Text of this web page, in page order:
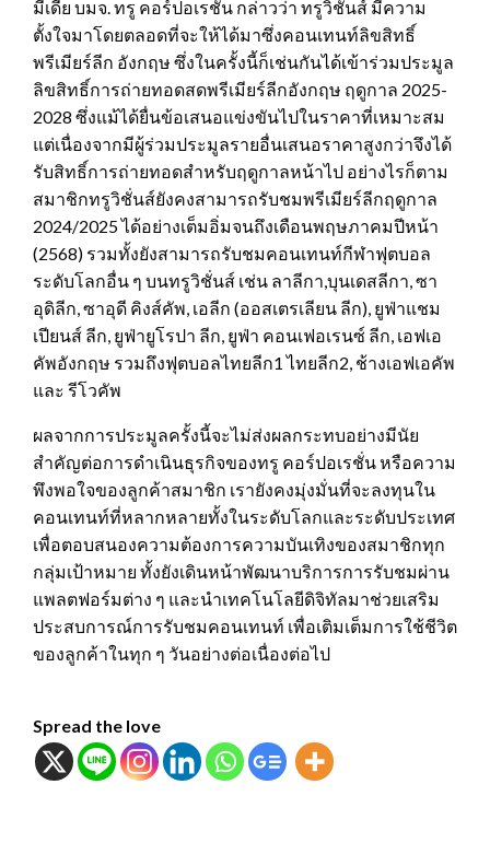
มีเดีย บมจ. ทรู คอร์ปอเรชั่น กล่าวว่า ทรูวิชั่นส์ มีความ
ตั้งใจมาโดยตลอดที่จะให้ได้มาซึ่งคอนเทนท์ลิขสิทธิ์
พรีเมียร์ลีก อังกฤษ ซึ่งในครั้งนี้ก็เช่นกันได้เข้าร่วมประมูล
ลิขสิทธิ์การถ่ายทอดสดพรีเมียร์ลีกอังกฤษ ฤดูกาล 2025-
2028 ซึ่งแม้ได้ยื่นข้อเสนอแข่งขันไปในราคาที่เหมาะสม
แต่เนื่องจากมีผู้ร่วมประมูลรายอื่นเสนอราคาสูงกว่าจึงได้
รับสิทธิ์การถ่ายทอดสำหรับฤดูกาลหน้าไป อย่างไรก็ตาม
สมาชิกทรูวิชั่นส์ยังคงสามารถรับชมพรีเมียร์ลีกฤดูกาล
2024/2025 ได้อย่างเต็มอิ่มจนถึงเดือนพฤษภาคมปีหน้า
(2568) รวมทั้งยังสามารถรับชมคอนเทนท์กีฬาฟุตบอล
ระดับโลกอื่น ๆ บนทรูวิชั่นส์ เช่น ลาลีกา,บุนเดสลีกา, ซา
อุดิลีก, ซาอุดี คิงส์คัพ, เอลีก (ออสเตรเลียน ลีก), ยูฟ่าแชม
เปียนส์ ลีก, ยูฟ่ายูโรปา ลีก, ยูฟ่า คอนเฟอเรนซ์ ลีก, เอฟเอ
คัพอังกฤษ รวมถึงฟุตบอลไทยลีก1 ไทยลีก2, ช้างเอฟเอคัพ
และ รีโวคัพ
ผลจากการประมูลครั้งนี้จะไม่ส่งผลกระทบอย่างมีนัย
สำคัญต่อการดำเนินธุรกิจของทรู คอร์ปอเรชั่น หรือความ
พึงพอใจของลูกค้าสมาชิก เรายังคงมุ่งมั่นที่จะลงทุนใน
คอนเทนท์ที่หลากหลายทั้งในระดับโลกและระดับประเทศ
เพื่อตอบสนองความต้องการความบันเทิงของสมาชิกทุก
กลุ่มเป้าหมาย ทั้งยังเดินหน้าพัฒนาบริการการรับชมผ่าน
แพลตฟอร์มต่าง ๆ และนำเทคโนโลยีดิจิทัลมาช่วยเสริม
ประสบการณ์การรับชมคอนเทนท์ เพื่อเติมเต็มการใช้ชีวิต
ของลูกค้าในทุก ๆ วันอย่างต่อเนื่องต่อไป
Spread the love